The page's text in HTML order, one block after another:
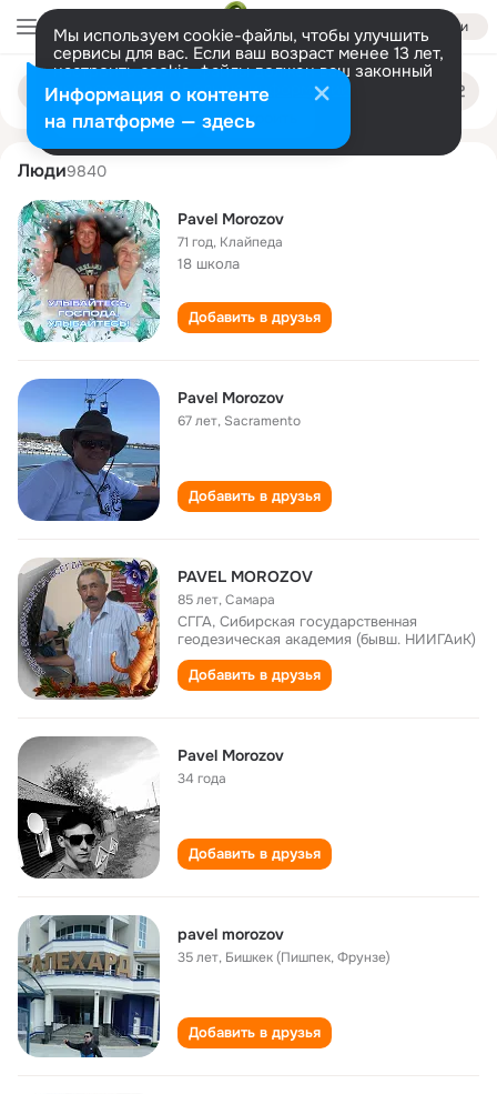
Войти
Мы используем cookie-файлы, чтобы улучшить
сервисы для вас. Если ваш возраст менее 13 лет,
настроить cookie-файлы должен ваш законный
представитель. Больше информации
Разрешить все Настроить
Поиск
людям
pavel morozov
Люди9840
Pavel Morozov
71 год, Клайпеда
18 школа
Добавить в друзья
Pavel Morozov
67 лет, Sacramento
Добавить в друзья
PAVEL MOROZOV
85 лет,Самара
СГГА, Сибирская государственная
геодезическая академия (бывш. НИИГАиК)
Добавить в друзья
Pavel Morozov
34 года
Добавить в друзья
pavel morozov
35 лет, Бишкек (Пишпек, Фрунзе)
Добавить в друзья
Информация о контенте
на платформе — здесь